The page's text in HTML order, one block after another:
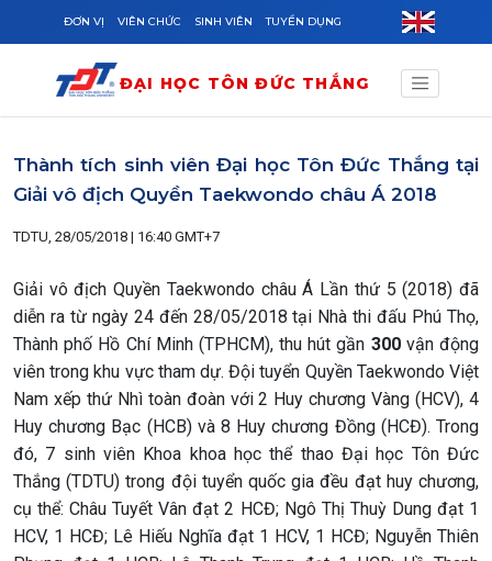
Skip to main content
ĐƠN VỊ VIÊN CHỨC SINH VIÊN TUYỂN DỤNG
ĐẠI HỌC TÔN ĐỨC THẮNG
Thành tích sinh viên Đại học Tôn Đức Thắng tại
Giải vô địch Quyền Taekwondo châu Á 2018
TDTU, 28/05/2018 | 16:40 GMT+7
Giải vô địch Quyền Taekwondo châu Á Lần thứ 5 (2018) đã
diễn ra từ ngày 24 đến 28/05/2018 tại Nhà thi đấu Phú Thọ,
Thành phố Hồ Chí Minh (TPHCM), thu hút gần 300vận động
viên trong khu vực tham dự. Đội tuyển Quyền Taekwondo Việt
Nam xếp thứ Nhì toàn đoàn với 2 Huy chương Vàng (HCV), 4
Huy chương Bạc (HCB) và 8 Huy chương Đồng (HCĐ). Trong
đó, 7 sinh viên Khoa khoa học thể thao Đại học Tôn Đức
Thắng (TDTU) trong đội tuyển quốc gia đều đạt huy chương,
cụ thể: Châu Tuyết Vân đạt 2 HCĐ; Ngô Thị Thuỳ Dung đạt 1
HCV, 1 HCĐ; Lê Hiếu Nghĩa đạt 1 HCV, 1 HCĐ; Nguyễn Thiên